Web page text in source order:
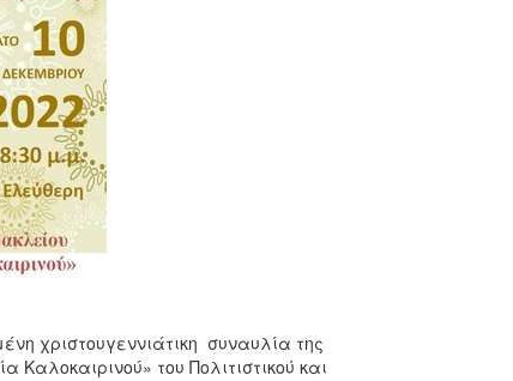
χριστουγεννιάτικη συναυλία της
του Πολιτιστικού και